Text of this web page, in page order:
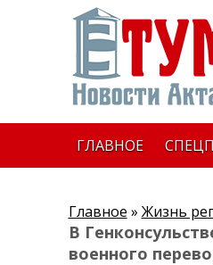
ГЛАВНОЕ
Главное » Жизнь
В
военного